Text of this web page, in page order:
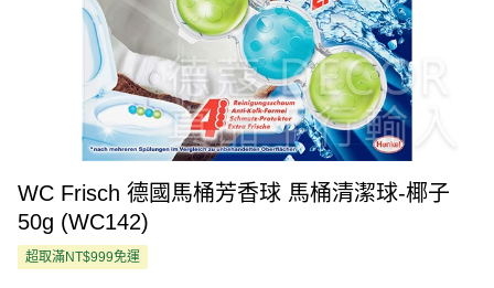
WC Frisch 德國馬桶芳香球 馬桶清潔球-椰子
50g (WC142)
超取滿NT$999免運